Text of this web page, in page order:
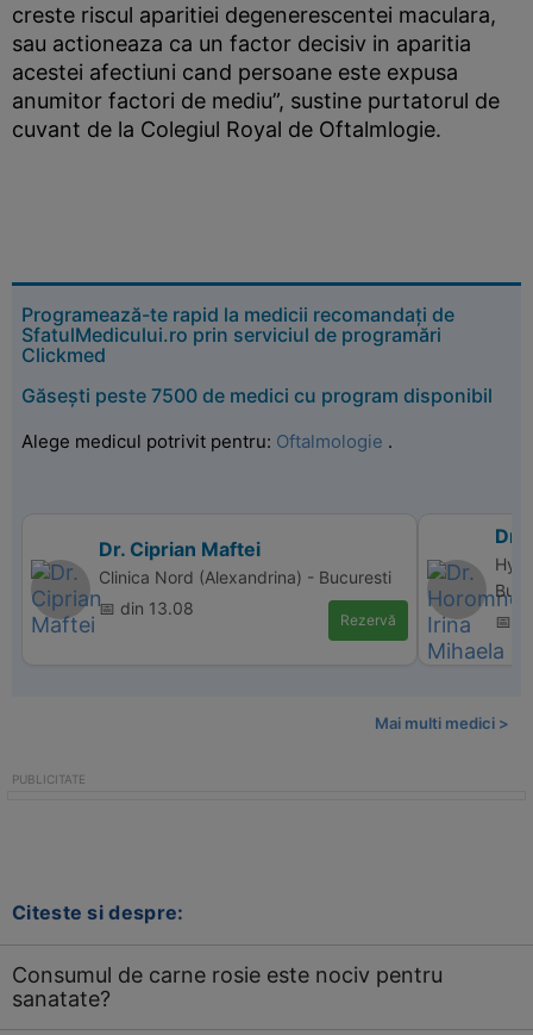
creste riscul aparitiei degenerescentei maculara,
sau actioneaza ca un factor decisiv in aparitia
acestei afectiuni cand persoane este expusa
anumitor factori de mediu”, sustine purtatorul de
cuvant de la Colegiul Royal de Oftalmlogie.
Programează-te rapid la medicii recomandați de
SfatulMedicului.ro prin serviciul de programări
Clickmed
Găsești peste 7500 de medici cu program disponibil
Alege medicul potrivit pentru: Oftalmologie .
Dr. Ciprian Maftei
Clinica Nord (Alexandrina) - Bucuresti
📅 din 13.08
Rezervă
Dr.
📅
Mai multi medici >
Citeste si despre:
Consumul de carne rosie este nociv pentru
sanatate?